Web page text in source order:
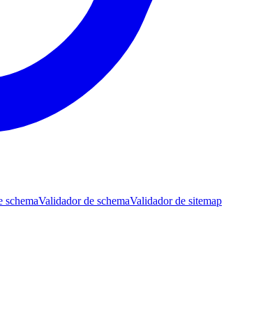
schemaValidador de schemaValidador de sitemap